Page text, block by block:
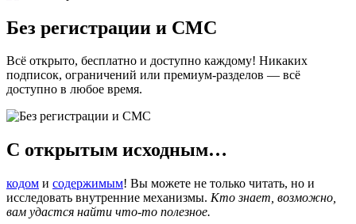
Без регистрации и СМС
Всё открыто, бесплатно и доступно каждому! Никаких
подписок, ограничений или премиум-разделов — всё
доступно в любое время.
С открытым исходным…
кодом и содержимым! Вы можете не только читать, но и
исследовать внутренние механизмы. Кто знает, возможно,
вам удастся найти что-то полезное.